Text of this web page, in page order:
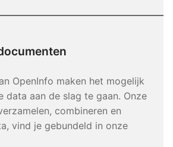
OpenInfo maken het mogelijk
data aan de slag te gaan. Onze
combineren en
vind je gebundeld in onze